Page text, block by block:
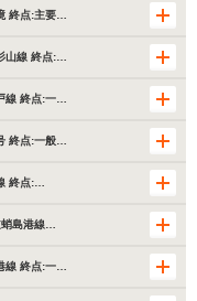
終点:主要…
山線 終点:…
線 終点:一…
終点:一般…
終点:…
蛸島港線…
線 終点:一…